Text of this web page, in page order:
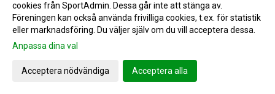
Fakturor för innebandysäsongen skickas idag 2018-10-15 15:21
Avslutning/Kick-off för ungdomsledarna 2018-10-12 09:56
Emma uttagen till regionalt läger med Pia Sundhage
Serieavslutning för herrlaget i Åmål
cookies från SportAdmin. Dessa går inte att stänga av.
Föreningen kan också använda frivilliga cookies, t.ex. för statistik
eller marknadsföring. Du väljer själv om du vill acceptera dessa.
Anpassa dina val
Acceptera nödvändiga Acceptera alla